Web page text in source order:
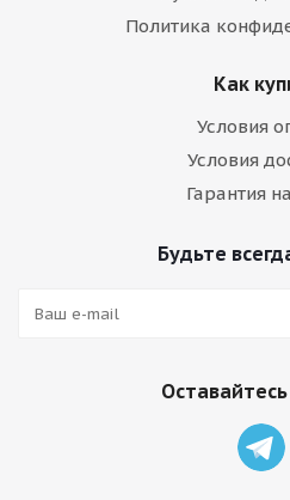
Политика
Как
Условия
Условия
Гарантия
Будьте
Оставайтесь